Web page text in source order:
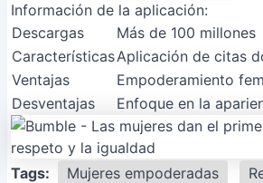
Información de la aplicación:
Descargas
Más de 100 millones
CaracterísticasAplicación de citas
Ventajas
Empoderamiento
Desventajas
Enfoque en la
Tags: Mujeres empoderadas